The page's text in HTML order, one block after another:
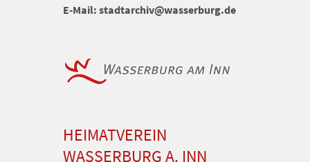
E-Mail: stadtarchiv@wasserburg.de
HEIMATVEREIN
WASSERBURG A. INN